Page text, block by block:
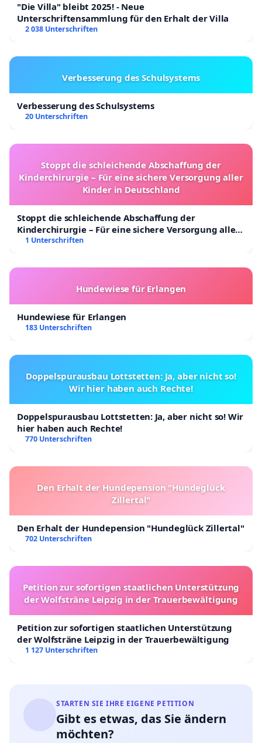
"Die Villa" bleibt 2025! - Neue
Unterschriftensammlung für den Erhalt der Villa
2 038 Unterschriften
Verbesserung des Schulsystems
Verbesserung des Schulsystems
20 Unterschriften
Stoppt die schleichende Abschaffung der
Kinderchirurgie – Für eine sichere Versorgung aller
Kinder in Deutschland
Stoppt die schleichende Abschaffung der
Kinderchirurgie – Für eine sichere Versorgung aller
Kinder in Deutschland
1 Unterschriften
Hundewiese für Erlangen
Hundewiese für Erlangen
183 Unterschriften
Doppelspurausbau Lottstetten: Ja, aber nicht so!
Wir hier haben auch Rechte!
Doppelspurausbau Lottstetten: Ja, aber nicht so! Wir
hier haben auch Rechte!
770 Unterschriften
Den Erhalt der Hundepension "Hundeglück
Zillertal"
Den Erhalt der Hundepension "Hundeglück Zillertal"
702 Unterschriften
Petition zur sofortigen staatlichen Unterstützung
der Wolfsträne Leipzig in der Trauerbewältigung
Petition zur sofortigen staatlichen Unterstützung
der Wolfsträne Leipzig in der Trauerbewältigung
1 127 Unterschriften
STARTEN SIE IHRE EIGENE PETITION
Gibt es etwas, das Sie ändern
möchten?